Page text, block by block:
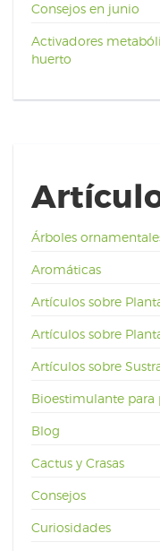
Consejos en junio
Activadores
huerto
Árboles
Aromáticas
Artículos sobre
Artículos sobre
Artículos sobre
Bioestimulante para
Blog
Cactus y Crasas
Consejos
Curiosidades